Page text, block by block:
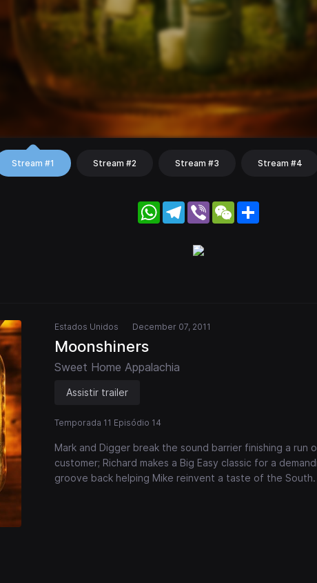
Stream #1 Stream #2 Stream #3 Stream #4
WhatsApp
Telegram
Viber WeChat
Estados Unidos December 07, 2011
Moonshiners
Sweet Home Appalachia
Assistir trailer
Temporada 11 Episódio 14
Mark and Digger break the sound barrier finishing a
customer; Richard makes a Big Easy classic for a
groove back helping Mike reinvent a taste of the South.